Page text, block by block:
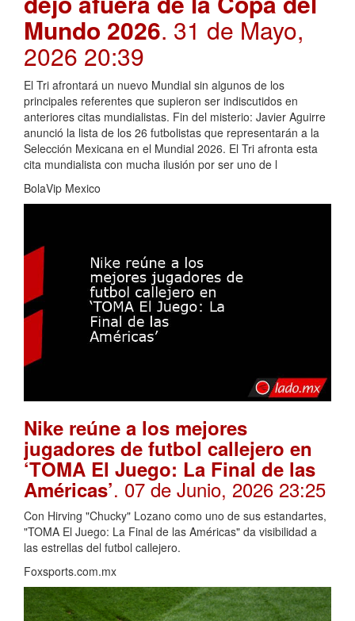
Mundo 2026. 31 de Mayo,
2026 20:39
El Tri afrontará un nuevo Mundial sin algunos de los
principales referentes que supieron ser indiscutidos en
anteriores citas mundialistas. Fin del misterio: Javier Aguirre
anunció la lista de los 26 futbolistas que representarán a la
Selección Mexicana en el Mundial 2026. El Tri afronta esta
cita mundialista con mucha ilusión por ser uno de l
BolaVip Mexico
Nike reúne a los mejores
jugadores de futbol callejero en
‘TOMA El Juego: La Final de las
Américas’. 07 de Junio, 2026 23:25
Con Hirving "Chucky" Lozano como uno de sus estandartes,
"TOMA El Juego: La Final de las Américas" da visibilidad a
las estrellas del futbol callejero.
Foxsports.com.mx